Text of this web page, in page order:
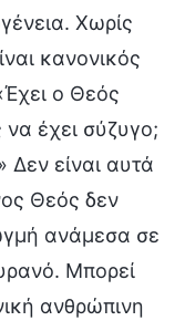
Χωρίς
κανονικός
ο Θεός
έχει σύζυγο;
Δεν είναι αυτά
Θεός δεν
ανάμεσα σε
Μπορεί
ανθρώπινη